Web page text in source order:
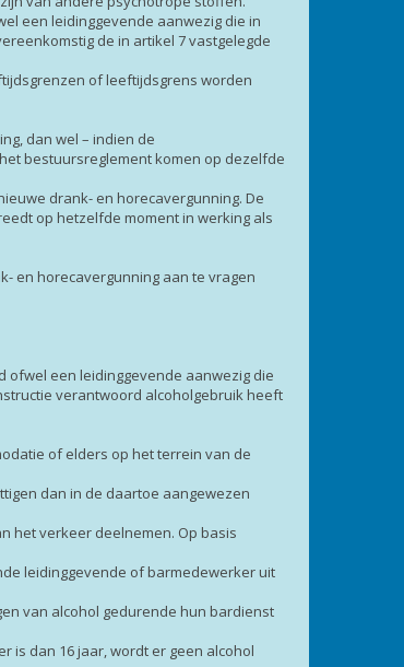
een leidinggevende aanwezig die in
de in artikel 7 vastgelegde
of leeftijdsgrens worden
dan wel – indien de
bestuursreglement komen op dezelfde
drank- en horecavergunning. De
op hetzelfde moment in werking als
en horecavergunning aan te vragen
ofwel een leidinggevende aanwezig die
verantwoord alcoholgebruik heeft
of elders op het terrein van de
dan in de daartoe aangewezen
het verkeer deelnemen. Op basis
leidinggevende of barmedewerker uit
van alcohol gedurende hun bardienst
is dan 16 jaar, wordt er geen alcohol